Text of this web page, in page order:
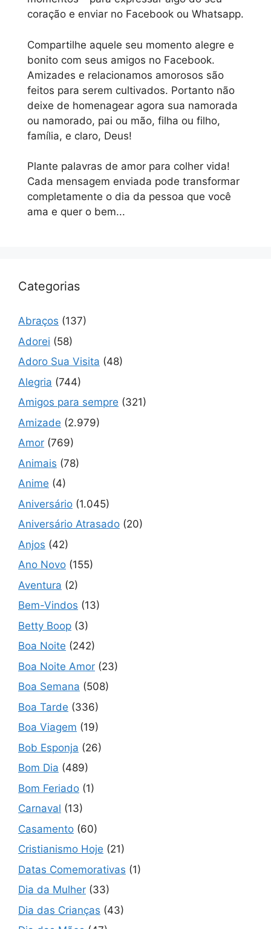
coração e enviar no Facebook ou Whatsapp.
Compartilhe aquele seu momento alegre e
bonito com seus amigos no Facebook.
Amizades e relacionamos amorosos são
feitos para serem cultivados. Portanto não
deixe de homenagear agora sua namorada
ou namorado, pai ou mão, filha ou filho,
família, e claro, Deus!
Plante palavras de amor para colher vida!
Cada mensagem enviada pode transformar
completamente o dia da pessoa que você
ama e quer o bem...
Categorias
Abraços (137)
Adorei (58)
Adoro Sua Visita (48)
Alegria (744)
Amigos para sempre (321)
Amizade (2.979)
Amor (769)
Animais (78)
Anime (4)
Aniversário (1.045)
Aniversário Atrasado (20)
Anjos (42)
Ano Novo (155)
Aventura (2)
Bem-Vindos (13)
Betty Boop (3)
Boa Noite (242)
Boa Noite Amor (23)
Boa Semana (508)
Boa Tarde (336)
Boa Viagem (19)
Bob Esponja (26)
Bom Dia (489)
Bom Feriado (1)
Carnaval (13)
Casamento (60)
Cristianismo Hoje (21)
Datas Comemorativas (1)
Dia da Mulher (33)
Dia das Crianças (43)